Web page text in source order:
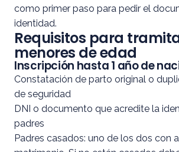
como primer paso para pedir el
identidad.
Requisitos para
menores de edad
Inscripción hasta 1 año de
Constatación de parto original o
de seguridad
DNI o documento que acredite la
padres
Padres casados: uno de los dos con